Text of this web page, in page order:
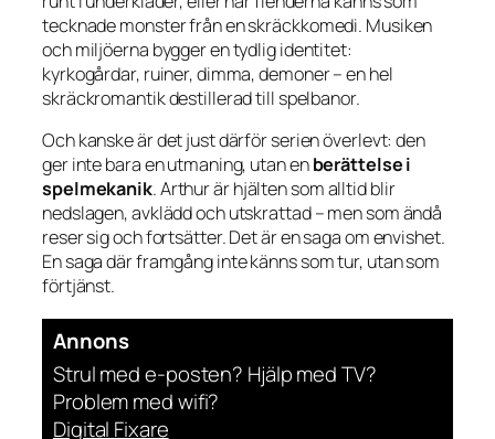
tecknade monster från en skräckkomedi. Musiken
och miljöerna bygger en tydlig identitet:
kyrkogårdar, ruiner, dimma, demoner – en hel
skräckromantik destillerad till spelbanor.
Och kanske är det just därför serien överlevt: den
ger inte bara en utmaning, utan enberättelse i
spelmekanik. Arthur är hjälten som alltid blir
nedslagen, avklädd och utskrattad – men som ändå
reser sig och fortsätter. Det är en saga om envishet.
En saga där framgång inte känns som tur, utan som
förtjänst.
Annons
Strul med e-posten? Hjälp med TV?
Problem med wifi?
Digital Fixare